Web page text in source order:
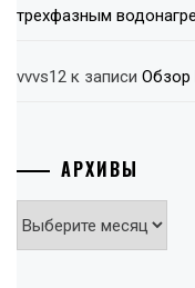
трехфазным
vvvs12 к записи Обзор
АРХИВЫ
Архивы